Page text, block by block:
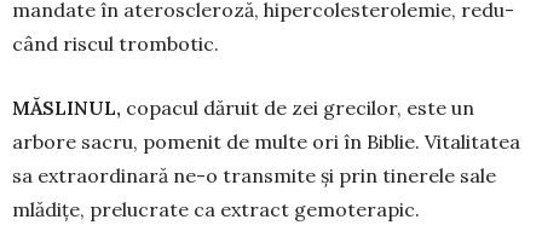
mandate în ateroscleroză, hiperco­les­terolemie, re­du­
când riscul trombotic.
MĂSLINUL, copacul dăruit de zei grecilor, este un
arbore sacru, pomenit de multe ori în Biblie. Vitalitatea
sa extraordinară ne-o transmite și prin tinerele sale
mlădițe, prelucrate ca extract gemo­terapic.